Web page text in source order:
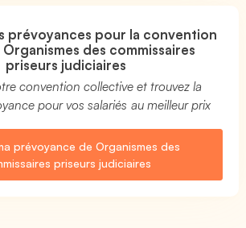
prévoyances pour la convention
des commissaires
priseurs judiciaires
convention collective et trouvez la
pour vos salariés au meilleur prix
prévoyance de Organismes des
priseurs judiciaires